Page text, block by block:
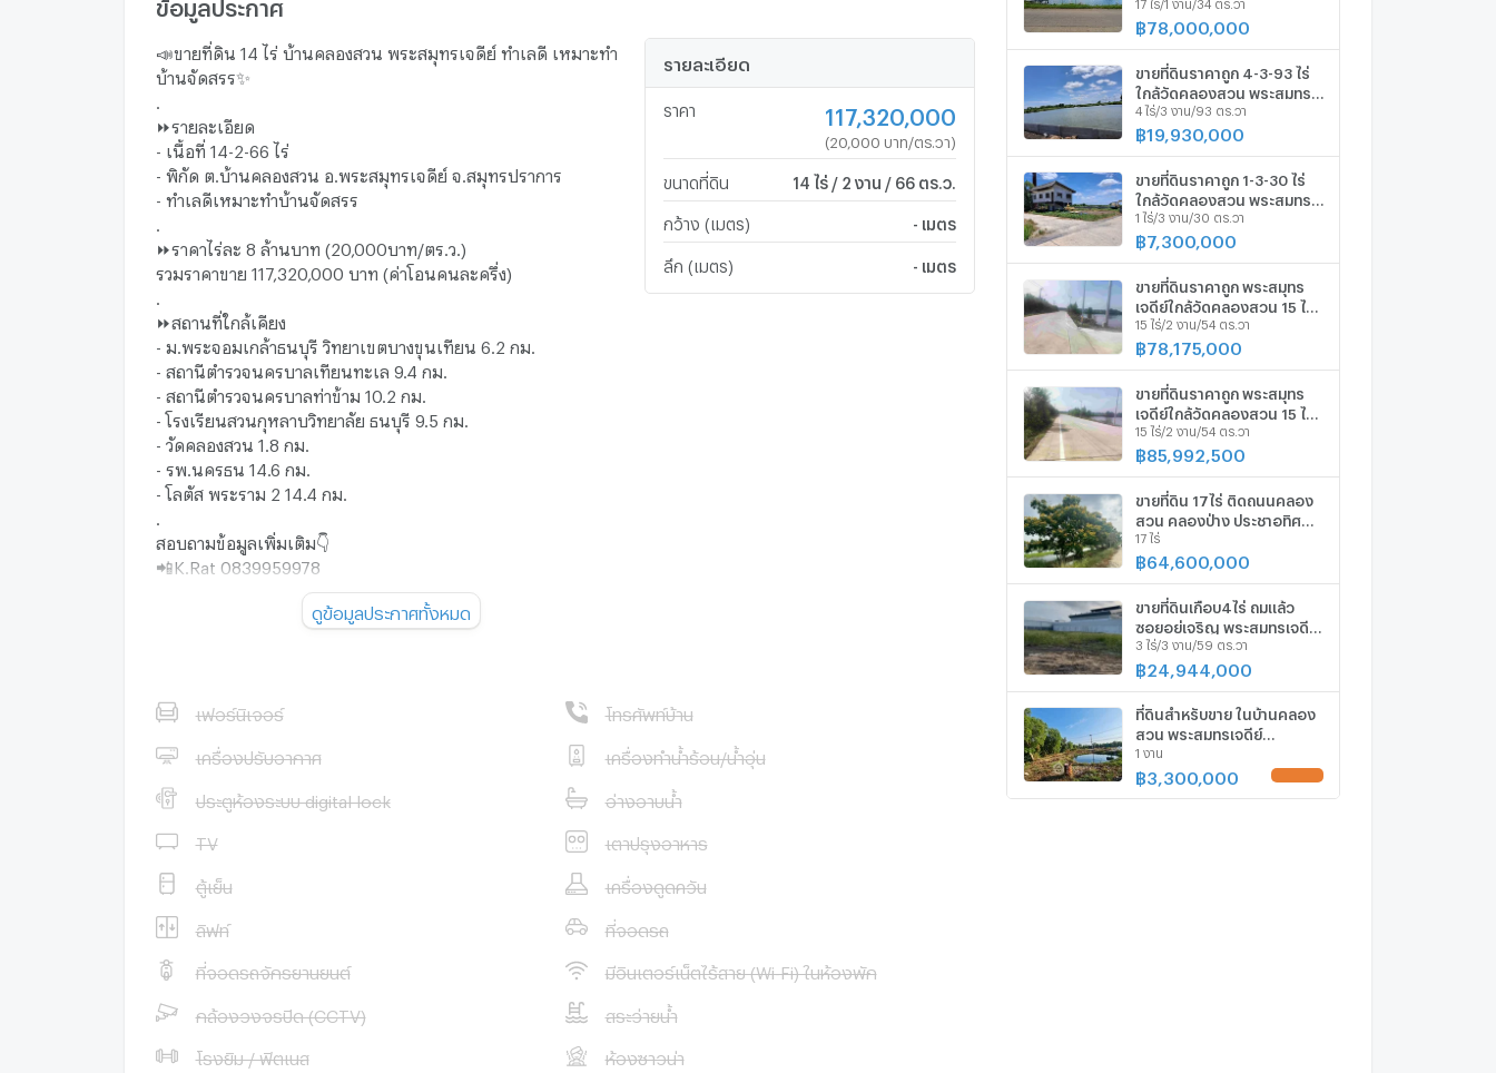
📣ขายที่ดิน 14 ไร่ บ้านคลองสวน พระสมุทรเจดีย์ ทำเลดี เหมาะทำ
บ้านจัดสรร✨
⏩รายละเอียด
- เนื้อที่ 14-2-66 ไร่
- พิกัด ต.บ้านคลองสวน อ.พระสมุทรเจดีย์ จ.สมุทรปราการ
- ทำเลดีเหมาะทำบ้านจัดสรร
⏩ราคาไร่ละ 8 ล้านบาท (20,000บาท/ตร.ว.)
รวมราคาขาย 117,320,000 บาท (ค่าโอนคนละครึ่ง)
⏩สถานที่ใกล้เคียง
- ม.พระจอมเกล้าธนบุรี วิทยาเขตบางขุนเทียน 6.2 กม.
- สถานีตำรวจนครบาลเทียนทะเล 9.4 กม.
- สถานีตำรวจนครบาลท่าข้าม 10.2 กม.
- โรงเรียนสวนกุหลาบวิทยาลัย ธนบุรี 9.5 กม.
- วัดคลองสวน 1.8 กม.
- รพ.นครธน 14.6 กม.
- โลตัส พระราม 2 14.4 กม.
สอบถามข้อมูลเพิ่มเติม👇
📲K.Rat 0839959978
m.me/ที่ดินดี-ที่ดินรวยดูข้อมูลประกาศทั้งหมด
รายละเอียด
ราคา 117,320,000
(20,000 บาท/ตร.วา)
ขนาดที่ดิน 14 ไร่ / 2 งาน / 66 ตร.ว.
กว้าง (เมตร) - เมตร
ลึก (เมตร) - เมตร
เฟอร์นิเจอร์ โทรศัพท์บ้าน
เครื่องปรับอากาศ เครื่องทำน้ำร้อน/น้ำอุ่น
ประตูห้องระบบ digital lock อ่างอาบน้ำ
TV เตาปรุงอาหาร
ตู้เย็น เครื่องดูดควัน
ลิฟท์ ที่จอดรถ
ที่จอดรถจักรยานยนต์ มีอินเตอร์เน็ตไร้สาย (Wi-Fi) ในห้องพัก
กล้องวงจรปิด (CCTV) สระว่ายน้ำ
โรงยิม / ฟิตเนส ห้องซาวน่า
สมุทรปราการ
฿78,000,000
ขายที่ดินราคาถูก 4-3-93 ไร่
ใกล้วัดคลองสวน พระสมุทร
เจดีย์ สมุทรปราการ
4 ไร่/3 งาน/93 ตร.วา
฿19,930,000
ขายที่ดินราคาถูก 1-3-30 ไร่
ใกล้วัดคลองสวน พระสมุทร
เจดีย์ สมุทรปราการ
1 ไร่/3 งาน/30 ตร.วา
฿7,300,000
ขายที่ดินราคาถูก พระสมุทร
เจดีย์ใกล้วัดคลองสวน 15 ไร่
กว่า
15 ไร่/2 งาน/54 ตร.วา
฿78,175,000
ขายที่ดินราคาถูก พระสมุทร
เจดีย์ใกล้วัดคลองสวน 15 ไร่
กว่า
15 ไร่/2 งาน/54 ตร.วา
฿85,992,500
ขายที่ดิน 17ไร่ ติดถนนคลอง
สวน คลองป่าง ประชาอุทิศ
พระสมุทรเจดีย์ สมุทรปราการ
17 ไร่
฿64,600,000
ขายที่ดินเกือบ4ไร่ ถมแล้ว
ซอยอยู่เจริญ พระสมุทรเจดีย์
บ้านคลองสวน สมุทรปราการ
3 ไร่/3 งาน/59 ตร.วา
฿24,944,000
ที่ดินสำหรับขาย ในบ้านคลอง
สวน พระสมุทรเจดีย์
สมุทรปราการ (ID 1107164)
1 งาน
฿3,300,000